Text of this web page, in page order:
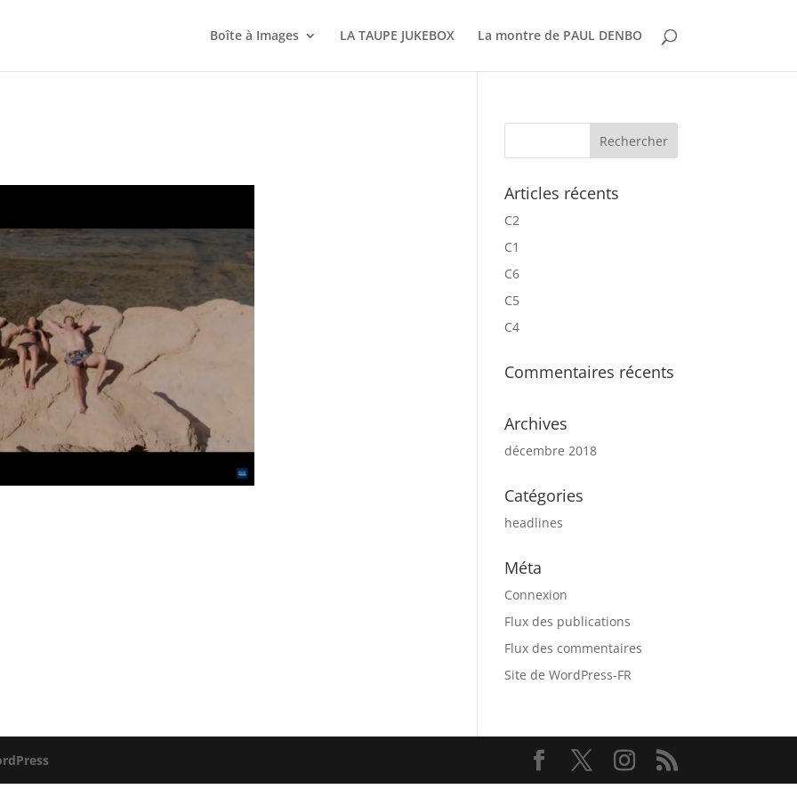
Boîte à Images LA TAUPE JUKEBOX La montre de PAUL DENBO
Articles récents
C2
C1
C6
C5
C4
Commentaires récents
Archives
décembre 2018
Catégories
headlines
Méta
Connexion
Flux des publications
Flux des commentaires
Site de WordPress-FR